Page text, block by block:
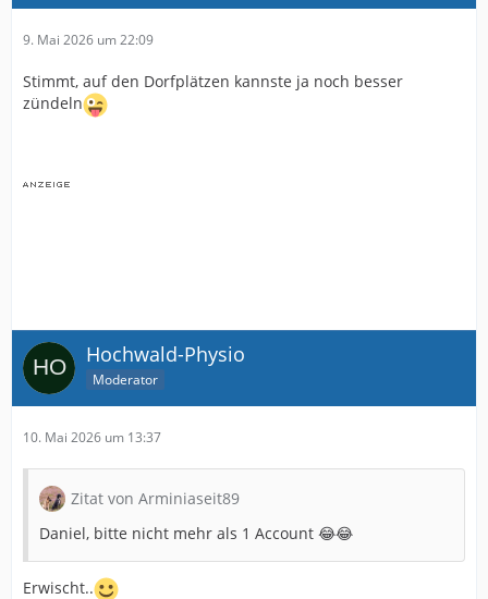
9. Mai 2026 um 22:09
Stimmt, auf den Dorfplätzen kannste ja noch besser
zündeln
Hochwald-Physio
Moderator
10. Mai 2026 um 13:37
Zitat von Arminiaseit89
Daniel, bitte nicht mehr als 1 Account 😂😂
Erwischt..